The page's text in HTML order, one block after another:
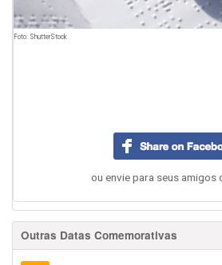
Foto: ShutterStock
ou envie para seus amigos
Outras Datas Comemorativas